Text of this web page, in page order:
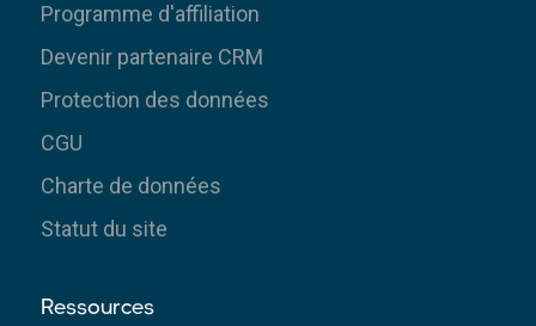
Programme d'affiliation
Devenir partenaire CRM
Protection des données
CGU
Charte de données
Statut du site
Ressources